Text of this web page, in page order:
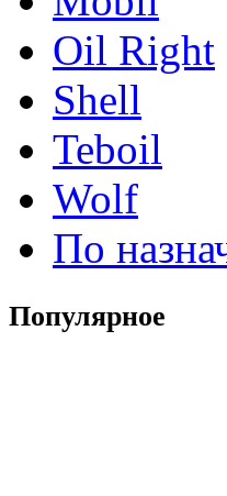
Oil Right
Shell
Teboil
Wolf
По
Популярное